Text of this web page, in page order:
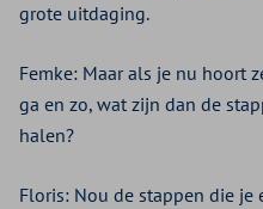
grote uitdaging.
Femke: Maar als je nu hoort
ga en zo, wat zijn dan de
halen?
Floris: Nou de stappen die